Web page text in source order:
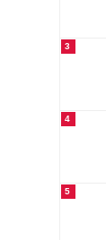
3
4
5